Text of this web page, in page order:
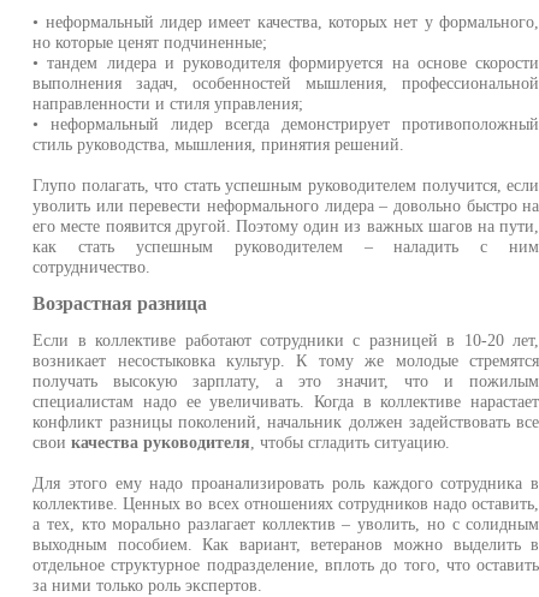
• неформальный лидер имеет качества, которых нет у формального,
но которые ценят подчиненные;
• тандем лидера и руководителя формируется на основе скорости
выполнения задач, особенностей мышления, профессиональной
направленности и стиля управления;
• неформальный лидер всегда демонстрирует противоположный
стиль руководства, мышления, принятия решений.
Глупо полагать, что стать успешным руководителем получится, если
уволить или перевести неформального лидера – довольно быстро на
его месте появится другой. Поэтому один из важных шагов на пути,
как стать успешным руководителем – наладить с ним
сотрудничество.
Возрастная разница
Если в коллективе работают сотрудники с разницей в 10-20 лет,
возникает несостыковка культур. К тому же молодые стремятся
получать высокую зарплату, а это значит, что и пожилым
специалистам надо ее увеличивать. Когда в коллективе нарастает
конфликт разницы поколений, начальник должен задействовать все
своикачества руководителя, чтобы сгладить ситуацию.
Для этого ему надо проанализировать роль каждого сотрудника в
коллективе. Ценных во всех отношениях сотрудников надо оставить,
а тех, кто морально разлагает коллектив – уволить, но с солидным
выходным пособием. Как вариант, ветеранов можно выделить в
отдельное структурное подразделение, вплоть до того, что оставить
за ними только роль экспертов.